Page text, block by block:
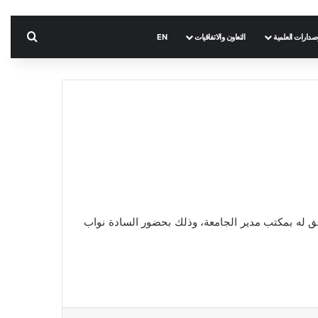
العلمية التعاون والاتفاقيات EN
الجنوبية والوفد المرافق له بمكتب مدير الجامعة، وذلك بحضور السادة نواب